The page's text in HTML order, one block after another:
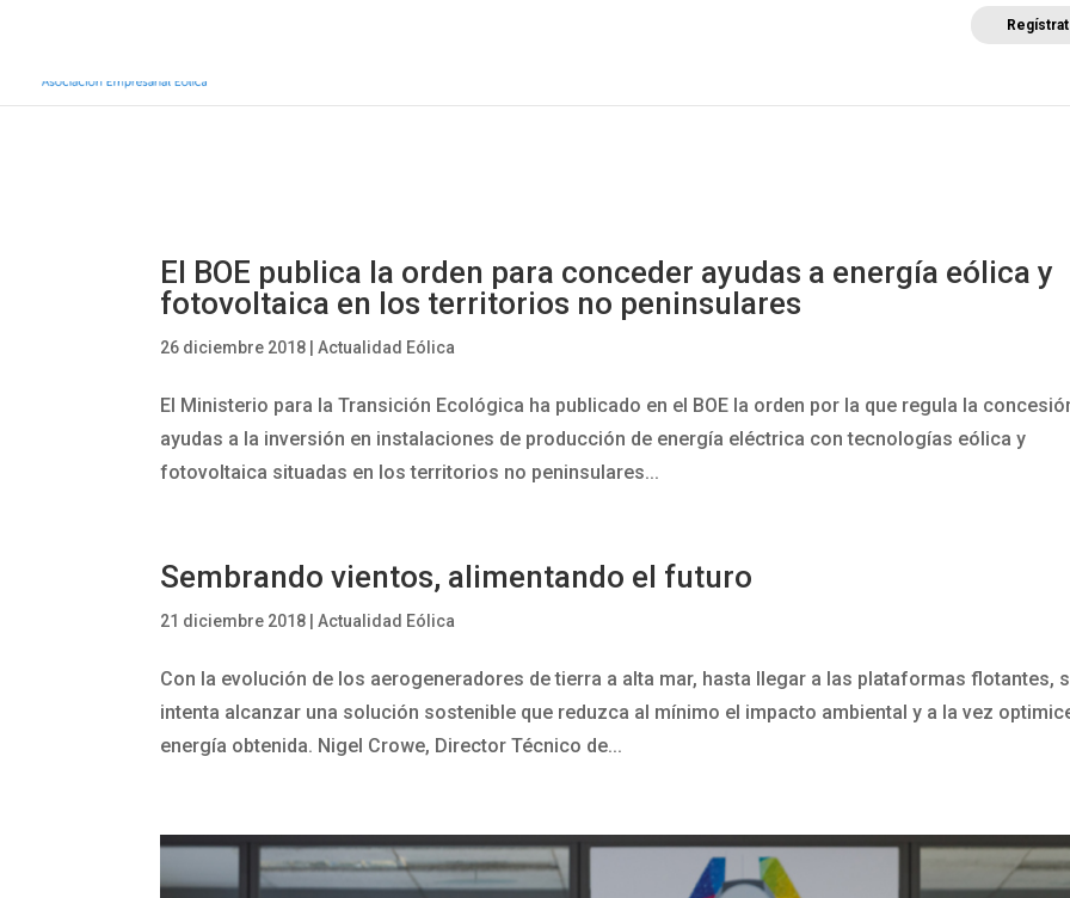
El BOE publica la orden para conceder ayudas a energía eólica y
fotovoltaica en los territorios no peninsulares
26 diciembre 2018 |Actualidad Eólica
El Ministerio para la Transición Ecológica ha publicado en el BOE la orden por la que regula la
ayudas a la inversión en instalaciones de producción de energía eléctrica con tecnologías eólica y
fotovoltaica situadas en los territorios no peninsulares...
Sembrando vientos, alimentando el futuro
21 diciembre 2018 |Actualidad Eólica
Con la evolución de los aerogeneradores de tierra a alta mar, hasta llegar a las plataformas flotantes,
intenta alcanzar una solución sostenible que reduzca al mínimo el impacto ambiental y a la vez
energía obtenida. Nigel Crowe, Director Técnico de...